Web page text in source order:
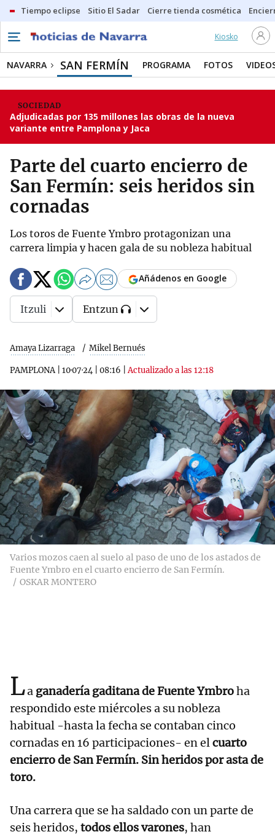
Tiempo eclipse Sitio El Sadar Cierre tienda cosmética
Kiosko
NAVARRA SAN FERMÍN PROGRAMA FOTOS
SOCIEDAD
Adjudicadas por 135 millones las obras de la nueva
variante entre Pamplona y Jaca
Parte del cuarto encierro de
San Fermín: seis heridos sin
cornadas
Los toros de Fuente Ymbro protagonizan una
carrera limpia y hacen gala de su nobleza habitual
Amaya Lizarraga Mikel Bernués
PAMPLONA| 10·07·24 08:16 |Actualizado a las 12:18
Añádenos en Google
Itzuli Entzun
Varios mozos caen al suelo al paso de uno de los astados de
Fuente Ymbro en el cuarto encierro de San Fermín.
OSKAR MONTERO
La ganadería gaditana de Fuente Ymbroha
respondido este miércoles a su nobleza
habitual -hasta la fecha se contaban cinco
cornadas en 16 participaciones- en elcuarto
encierro de San Fermín. Sin heridos por asta de
toro.
Una carrera que se ha saldado con un parte de
seis heridos, todos ellos varones, han